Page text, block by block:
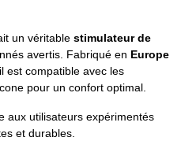
un véritable stimulateur de
avertis. Fabriqué en Europe
, il est compatible avec les
pour un confort optimal.
aux utilisateurs expérimentés
et durables.